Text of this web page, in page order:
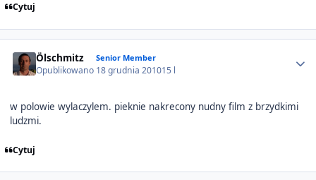
Cytuj
Ölschmitz Senior Member
Opublikowano 18 grudnia 201015 l
w polowie wylaczylem. pieknie nakrecony nudny film z brzydkimi
ludzmi.
Cytuj